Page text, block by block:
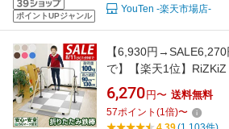
ポイントUPジャンル
YouTen -楽天市場店-
【6,930円
で】【楽天1位】
100kg 折りたたみ鉄棒
トレーニング 子ども 3
り てつぼう 折り畳み
6,270 円〜 送料無料
57ポイント (1倍)〜